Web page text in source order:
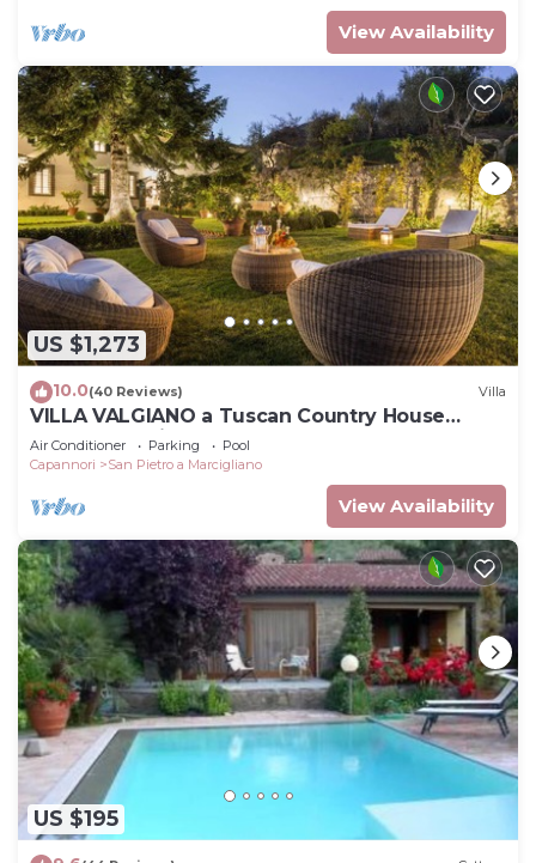
View Availability
US $1,273
10.0(40 Reviews) Villa
VILLA VALGIANO a Tuscan Country House
among the Vineyards - 12 bedrooms and SPA
Air Conditioner Parking
Pool
Capannori
San Pietro a Marcigliano
View Availability
US $195